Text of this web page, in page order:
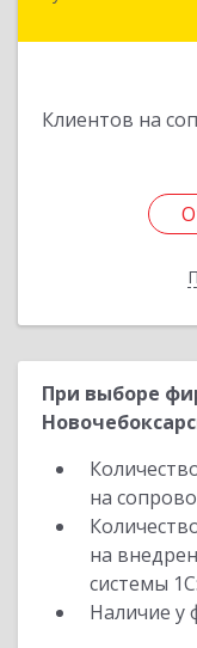
Клиентов на
При выборе
на
на
системы
Наличие у